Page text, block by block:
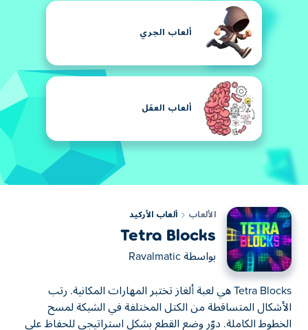
ألعاب الجري
ألعاب العقل
الألعاب ألعاب الأركيد
Tetra Blocks
بواسطة Ravalmatic
Tetra Blocks هي لعبة ألغاز تختبر المهارات المكانية. رتب
الأشكال المتساقطة من الكتل المختلفة في الشبكة لمسح
الخطوط الكاملة. دوّر وضع القطع بشكل استراتيجي للحفاظ على